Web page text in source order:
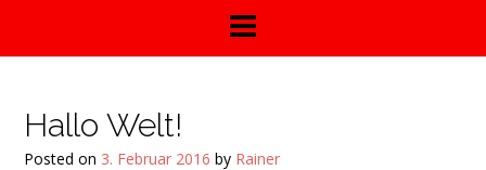
t
Hallo Welt!
Posted on 3. Februar 2016 by Rainer